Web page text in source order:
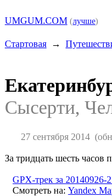
UMGUM.COM (лучше)
Стартовая →
Сысерти,
27 сентября 2014
За тридцать шесть часов
GPX-трек за
Смотреть на:Yandex